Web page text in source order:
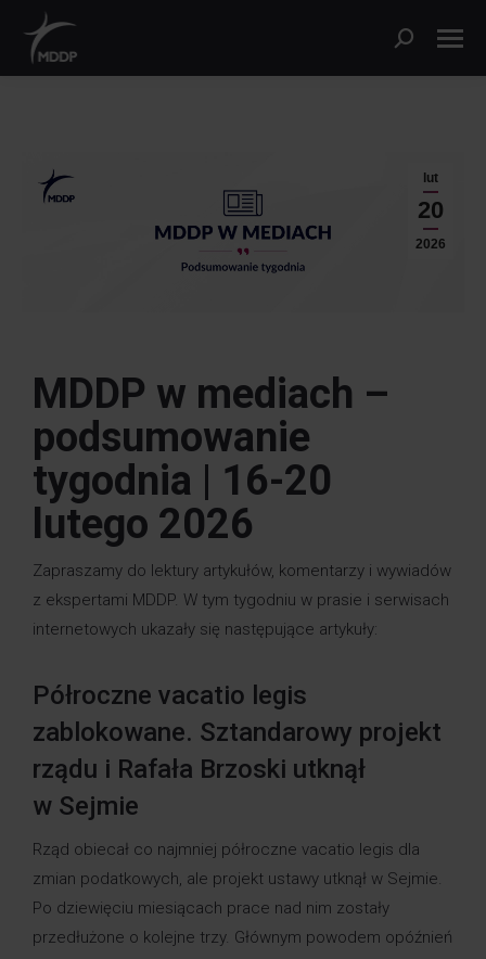
lut
20
2026
MDDP w mediach –
podsumowanie
tygodnia | 16-20
lutego 2026
Zapraszamy do lektury artykułów, komentarzy i wywiadów
z ekspertami MDDP. W tym tygodniu w prasie i serwisach
internetowych ukazały się następujące artykuły:
Półroczne vacatio legis
zablokowane. Sztandarowy projekt
rządu i Rafała Brzoski utknął
w Sejmie
Rząd obiecał co najmniej półroczne vacatio legis dla
zmian podatkowych, ale projekt ustawy utknął w Sejmie.
Po dziewięciu miesiącach prace nad nim zostały
przedłużone o kolejne trzy. Głównym powodem opóźnień